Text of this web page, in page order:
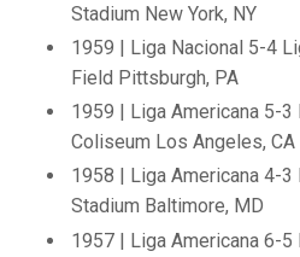
Stadium New York, NY
1959 | Liga Nacional 5-4
Field Pittsburgh, PA
1959 | Liga Americana 5-3
Coliseum Los Angeles, CA
1958 | Liga Americana 4-3
Stadium Baltimore, MD
1957 | Liga Americana 6-5